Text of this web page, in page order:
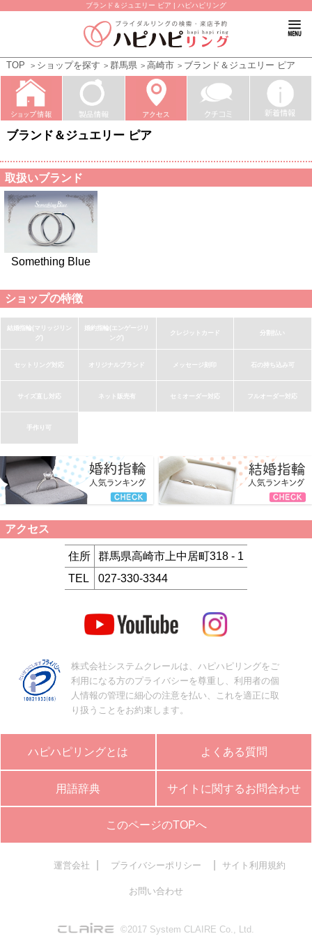
ブランド＆ジュエリー ピア | ハピハピリング
TOP ショップを探す 群馬県 高崎市 ブランド＆ジュエリー ピア
ブランド＆ジュエリー ピア
取扱いブランド
Something Blue
ショップの特徴
結婚指輪(マリッジリン
グ)
婚約指輪(エンゲージリ
ング)
クレジットカード 分割払い
セットリング対応 オリジナルブランド メッセージ刻印 石の持ち込み可
サイズ直し対応 ネット販売有 セミオーダー対応 フルオーダー対応
手作り可
アクセス
住所
群馬県高崎市上中居町318 - 1
TEL
027-330-3344
株式会社システムクレールは、ハピハピリングをご
利用になる方のプライバシーを尊重し、利用者の個
人情報の管理に細心の注意を払い、これを適正に取
り扱うことをお約束します。
ハピハピリングとは よくある質問
用語辞典 サイトに関するお問合わせ
このページのTOPへ
運営会社 プライバシーポリシー サイト利用規約
お問い合わせ
©2017 System CLAIRE Co., Ltd.